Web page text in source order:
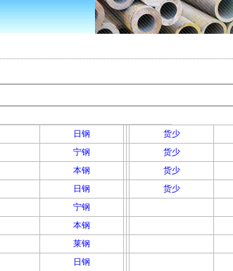
日钢 货少
宁钢 货少
本钢 货少
日钢 货少
宁钢
本钢
莱钢
日钢